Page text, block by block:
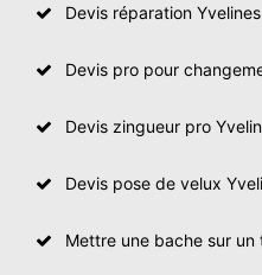
Devis réparation Yvelines
Devis pro pour
Devis zingueur pro
Devis pose de velux
Mettre une bache sur un